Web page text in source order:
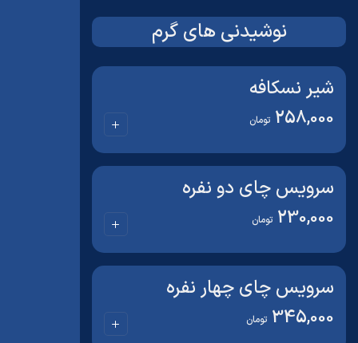
نوشیدنی های گرم
شیر نسکافه
258,000 تومان
سرویس چای دو نفره
230,000 تومان
سرویس چای چهار نفره
345,000 تومان